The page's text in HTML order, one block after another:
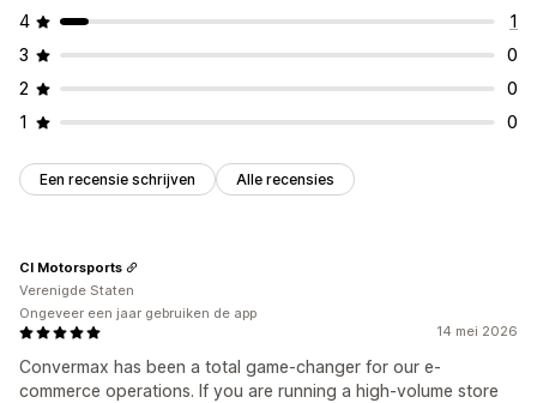
4
1
3
0
2
0
1
0
Een recensie schrijven Alle recensies
14 mei 2026
Convermax has been a total game-changer for our e-
commerce operations. If you are running a high-volume store
CI Motorsports
Verenigde Staten
Ongeveer een jaar gebruiken de app